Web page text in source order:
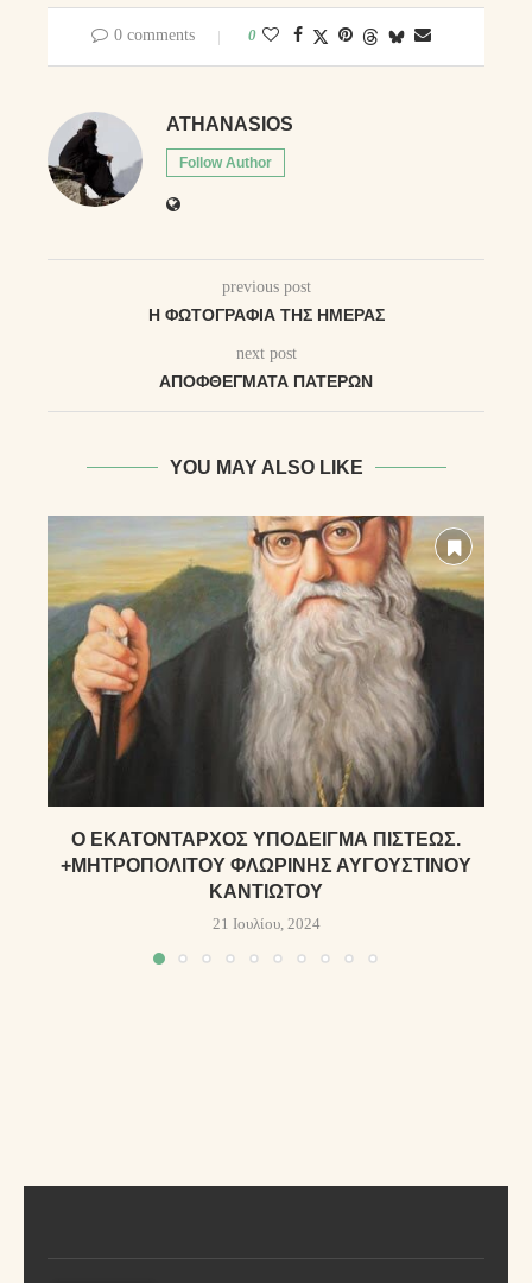
0 comments 0
ATHANASIOS
Follow Author
previous post
Η ΦΩΤΟΓΡΑΦΊΑ ΤΗΣ ΗΜΈΡΑΣ
next post
ΑΠΟΦΘΈΓΜΑΤΑ ΠΑΤΈΡΩΝ
YOU MAY ALSO LIKE
Ὁ ἙΚΑΤΌΝΤΑΡΧΟΣ ὙΠΌΔΕΙΓΜΑ ΠΊΣΤΕΩΣ.
+ΜΗΤΡΟΠΟΛΊΤΟΥ ΦΛΩΡΊΝΗΣ ΑΥΓΟΥΣΤΊΝΟΥ
ΚΑΝΤΙΏΤΟΥ
21 Ιουλίου, 2024